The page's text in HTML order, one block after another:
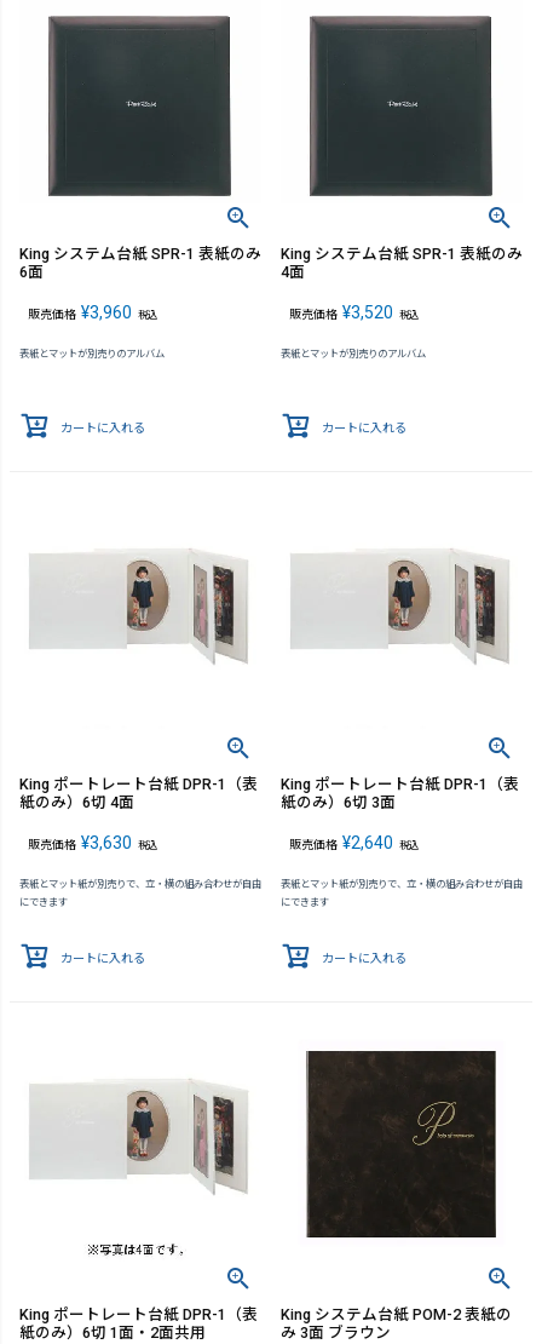
King システム台紙 SPR-1 表紙のみ
6面
販売価格 ¥3,960 税込
表紙とマットが別売りのアルバム
カートに入れる
King システム台紙 SPR-1 表紙のみ
4面
販売価格 ¥3,520 税込
表紙とマットが別売りのアルバム
カートに入れる
King ポートレート台紙 DPR-1（表
紙のみ）6切 4面
販売価格 ¥3,630 税込
表紙とマット紙が別売りで、立・横の組み合わせが自由
にできます
カートに入れる
King ポートレート台紙 DPR-1（表
紙のみ）6切 3面
販売価格 ¥2,640 税込
表紙とマット紙が別売りで、立・横の組み合わせが自由
にできます
カートに入れる
King ポートレート台紙 DPR-1（表
紙のみ）6切 1面・2面共用
King システム台紙 POM-2 表紙の
み 3面 ブラウン